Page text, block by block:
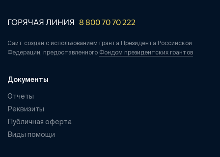
ГОРЯЧАЯ ЛИНИЯ 8 800 70 70 222
Сайт создан с использованием гранта Президента Российской
Федерации, предоставленного Фондом президентских грантов
Документы
Отчеты
Реквизиты
Публичная оферта
Виды помощи